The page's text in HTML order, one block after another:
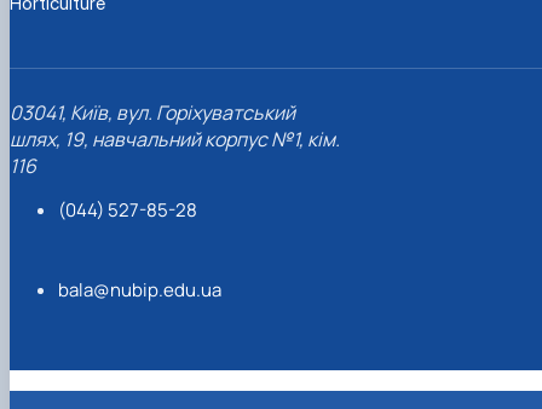
03041, Київ, вул. Горіхуватський
шлях, 19, навчальний корпус №1, кім.
116
(044) 527-85-28
bala@nubip.edu.ua